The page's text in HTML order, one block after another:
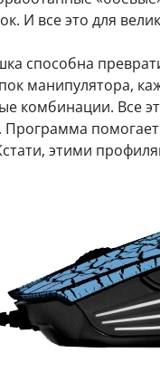
И все это для
способна
манипулятора,
комбинации. Все
Программа
этими